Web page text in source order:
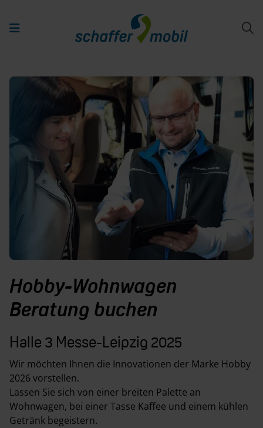
Hobby-Wohnwagen
Beratung buchen
Halle 3 Messe-Leipzig 2025
Wir möchten Ihnen die Innovationen der Marke Hobby
2026 vorstellen.
Lassen Sie sich von einer breiten Palette an
Wohnwagen, bei einer Tasse Kaffee und einem kühlen
Getränk begeistern.